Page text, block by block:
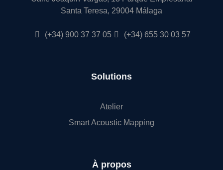
Santa Teresa, 29004 Málaga
(+34) 900 37 37 05 (+34) 655 30 03 57
Solutions
Atelier
Smart Acoustic Mapping
À propos